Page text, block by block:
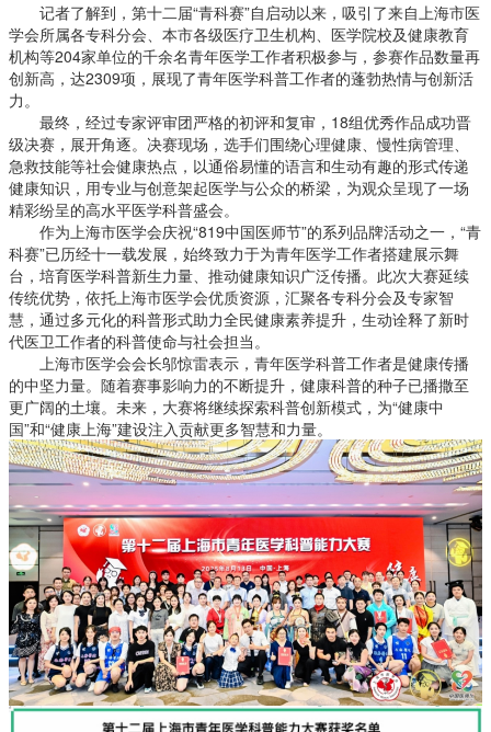
记者了解到，第十二届“青科赛”自启动以来，吸引了来自上海市医
学会所属各专科分会、本市各级医疗卫生机构、医学院校及健康教育
机构等204家单位的千余名青年医学工作者积极参与，参赛作品数量再
创新高，达2309项，展现了青年医学科普工作者的蓬勃热情与创新活
力。
最终，经过专家评审团严格的初评和复审，18组优秀作品成功晋
级决赛，展开角逐。决赛现场，选手们围绕心理健康、慢性病管理、
急救技能等社会健康热点，以通俗易懂的语言和生动有趣的形式传递
健康知识，用专业与创意架起医学与公众的桥梁，为观众呈现了一场
精彩纷呈的高水平医学科普盛会。
作为上海市医学会庆祝“819中国医师节”的系列品牌活动之一，“青
科赛”已历经十一载发展，始终致力于为青年医学工作者搭建展示舞
台，培育医学科普新生力量、推动健康知识广泛传播。此次大赛延续
传统优势，依托上海市医学会优质资源，汇聚各专科分会及专家智
慧，通过多元化的科普形式助力全民健康素养提升，生动诠释了新时
代医卫工作者的科普使命与社会担当。
上海市医学会会长邬惊雷表示，青年医学科普工作者是健康传播
的中坚力量。随着赛事影响力的不断提升，健康科普的种子已播撒至
更广阔的土壤。未来，大赛将继续探索科普创新模式，为“健康中
国”和“健康上海”建设注入贡献更多智慧和力量。